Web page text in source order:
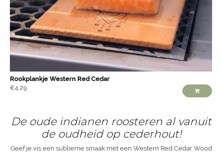
Rookplankje Western Red Cedar
€4,29
De oude indianen roosteren al vanuit
de oudheid op cederhout!
Geef je vis een sublieme smaak met een Western Red Cedar Wood